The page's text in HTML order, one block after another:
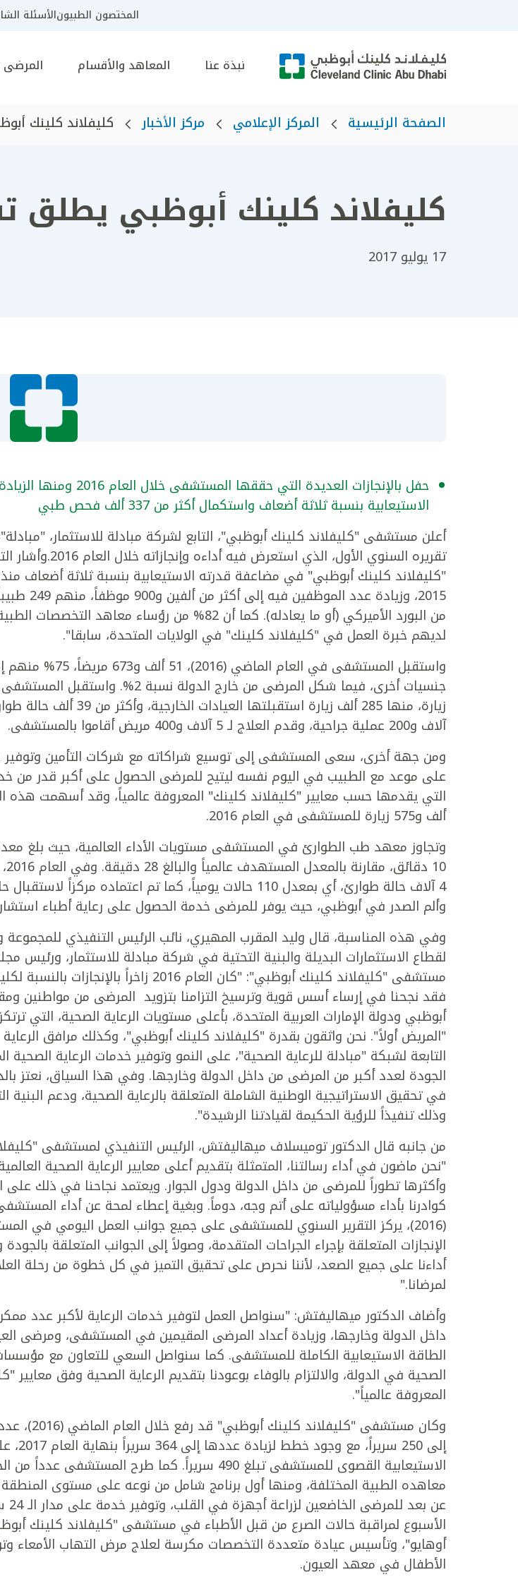
المختصون الطبيونالأسئلة
نبذة عنا المعاهد والأقسام المرضى
الصفحة الرئيسية المركز الإعلامي مركز الأخبار كليفلاند كلينك
كليفلاند كلينك أبوظبي يطلق
17 يوليو 2017
حفل بالإنجازات العديدة التي حققها
الاستيعابية بنسبة ثلاثة أضعاف واستكمال أكثر من 337 ألف فحص طبي
أعلن مستشفى "كليفلاند كلينك أبوظبي"، التابع لشركة مبادلة للاستثمار،
تقريره السنوي الأول، الذي استعرض
"كليفلاند كلينك أبوظبي" في مضاعفة قدرته الاستيعابية بنسبة ثلاثة أضعاف
2015، وزيادة
من البورد الأميركي (أو ما يعادله). كما أن 82% من رؤساء
لديهم خبرة العمل في "كليفلاند كلينك" في الولايات المتحدة، سابقا".
آلاف و200 عملية جراحية، وقدم العلاج لـ 5 آلاف و400 مريض أقاموا بالمستشفى.
ومن جهة أخرى، سعى المستشفى إلى توسيع شراكاته مع شركات التأمين
على موعد مع الطبيب في اليوم نفسه ليتيح للمرضى الحصول على أكبر قدر من
ألف و575 زيارة للمستشفى في العام 2016.
وتجاوز معهد طب الطوارئ في المستشفى مستويات الأداء العالمية، حيث بلغ
10
4 آلاف حالة طوارئ، أي بمعدل 110 حالات يومياً، كما تم اعتماده
وألم الصدر في أبوظبي، حيث يوفر للمرضى خدمة الحصول على رعاية أطباء
وفي هذه المناسبة، قال وليد المقرب المهيري، نائب الرئيس التنفيذي للمجموعة
لقطاع الاستثمارات البديلة والبنية التحتية في شركة مبادلة للاستثمار، ورئيس
مستشفى "كليفلاند كلينك أبوظبي": "كان العام 2016
فقد نجحنا في إرساء أسس قوية وترسيخ التزامنا بتزويد المرضى من مواطنين
أبوظبي ودولة الإمارات العربية المتحدة، بأعلى مستويات الرعاية الصحية، التي
"المريض أولاً". نحن واثقون بقدرة "كليفلاند كلينك أبوظبي"، وكذلك مرافق الرعاية
التابعة لشبكة "مبادلة للرعاية الصحية"، على النمو وتوفير خدمات الرعاية الصحية
الجودة لعدد أكبر من المرضى من داخل الدولة وخارجها. وفي هذا السياق، نعتز
في تحقيق الاستراتيجية الوطنية الشاملة المتعلقة بالرعاية الصحية، ودعم البنية
وذلك تنفيذاً للرؤية الحكيمة لقيادتنا الرشيدة".
من جانبه قال الدكتور توميسلاف ميهاليفتش، الرئيس التنفيذي لمستشفى
"نحن ماضون في أداء رسالتنا، المتمثلة بتقديم أعلى معايير الرعاية الصحية
وأكثرها تطوراً للمرضى من داخل الدولة ودول الجوار. ويعتمد نجاحنا في ذلك على
كوادرنا بأداء مسؤولياته على أتم وجه، دوماً. وبغية إعطاء لمحة عن أداء
(2016)، يركز التقرير السنوي للمستشفى على جميع جوانب العمل اليومي في
الإنجازات المتعلقة بإجراء الجراحات المتقدمة، وصولاً إلى الجوانب المتعلقة
أداءنا على جميع الصعد، لأننا نحرص على تحقيق التميز في كل خطوة من رحلة
لمرضانا."
وأضاف الدكتور ميهاليفتش: "سنواصل العمل لتوفير خدمات الرعاية لأكبر عدد
داخل الدولة وخارجها، وزيادة أعداد المرضى المقيمين في المستشفى، ومرضى
الطاقة الاستيعابية الكاملة للمستشفى. كما سنواصل السعي للتعاون مع
الصحية في الدولة، والالتزام بالوفاء بوعودنا بتقديم الرعاية الصحية وفق معايير
المعروفة عالمياً".
وكان مستشفى
إلى 250
الاستيعابية القصوى للمستشفى تبلغ 490 سريراً. كما طرح
معاهده الطبية المختلفة، ومنها أول برنامج شامل من نوعه على مستوى
الأسبوع لمراقبة حالات الصرع من قبل الأطباء في مستشفى "كليفلاند كلينك
أوهايو"، وتأسيس عيادة متعددة التخصصات مكرسة لعلاج مرض التهاب الأمعاء
الأطفال في معهد العيون.